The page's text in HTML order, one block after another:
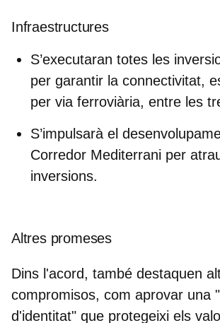
Infraestructures
S’executaran totes les
per garantir la connectivitat,
per via ferroviària, entre les
S’impulsarà el
Corredor Mediterrani per
inversions.
Altres promeses
Dins l'acord, també destaquen
compromisos, com aprovar una
d'identitat" que protegeixi els